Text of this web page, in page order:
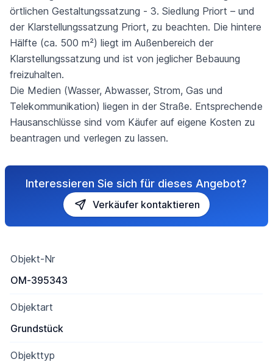
örtlichen Gestaltungssatzung - 3. Siedlung Priort – und
der Klarstellungssatzung Priort, zu beachten. Die hintere
Hälfte (ca. 500 m²) liegt im Außenbereich der
Klarstellungssatzung und ist von jeglicher Bebauung
freizuhalten.
Die Medien (Wasser, Abwasser, Strom, Gas und
Telekommunikation) liegen in der Straße. Entsprechende
Hausanschlüsse sind vom Käufer auf eigene Kosten zu
beantragen und verlegen zu lassen.
Interessieren Sie sich für dieses Angebot?
Verkäufer kontaktieren
Objekt-Nr
OM-395343
Objektart
Grundstück
Objekttyp